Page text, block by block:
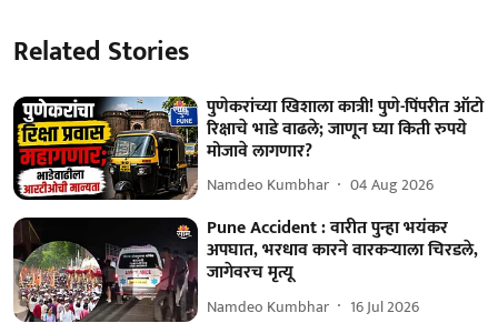
Related Stories
पुणेकरांच्या खिशाला कात्री! पुणे-पिंपरीत ऑटो
रिक्षाचे भाडे वाढले; जाणून घ्या किती रुपये
मोजावे लागणार?
Namdeo Kumbhar 04 Aug 2026
Pune Accident : वारीत पुन्हा भयंकर
अपघात, भरधाव कारने वारकऱ्याला चिरडले,
जागेवरच मृत्यू
Namdeo Kumbhar 16 Jul 2026